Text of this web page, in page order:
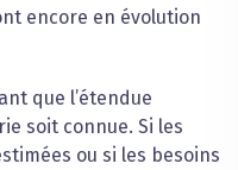
encore en évolution
que l’étendue
soit connue. Si les
ou si les besoins